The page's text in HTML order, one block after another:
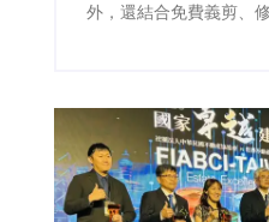
外，還結合免費義剪、